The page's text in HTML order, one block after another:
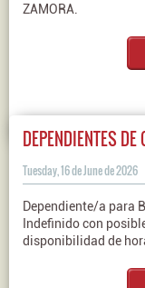
ZAMORA.
DEPENDIENTES
Tuesday, 16 de June de 2026
Dependiente/a para
Indefinido con
disponibilidad de